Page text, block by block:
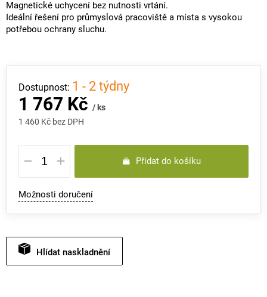
Magnetické uchycení bez nutnosti vrtání.
Ideální řešení pro průmyslová pracoviště a místa s vysokou
potřebou ochrany sluchu.
1 767 Kč / ks
1 460 Kč bez DPH
Měrná
cena:
1 - 2 týdny
Přidat do košíku
Možnosti doručení
Hlídat